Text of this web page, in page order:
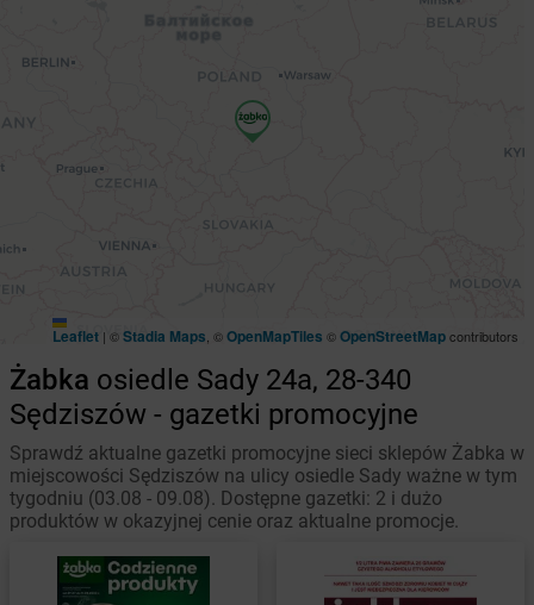
Leaflet | ©Stadia Maps , ©OpenMapTiles ©OpenStreetMapcontributors
Żabka osiedle Sady 24a, 28-340
Sędziszów - gazetki promocyjne
Sprawdź aktualne gazetki promocyjne sieci sklepów Żabka w
miejscowości Sędziszów na ulicy osiedle Sady ważne w tym
tygodniu (03.08 - 09.08). Dostępne gazetki: 2 i dużo
produktów w okazyjnej cenie oraz aktualne promocje.